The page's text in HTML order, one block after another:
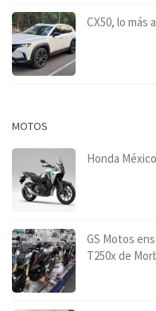
CX50, lo más
MOTOS
Honda
GS Motos
T250x de